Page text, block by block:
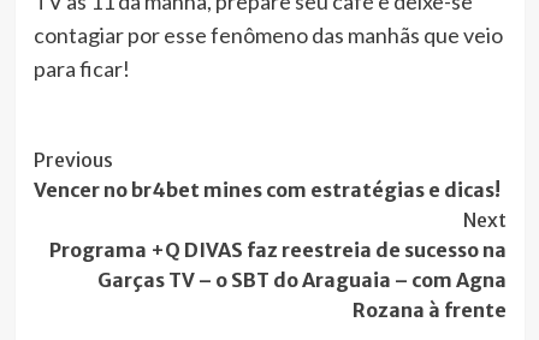
contagiar por esse fenômeno das manhãs que veio
para ficar!
Post
Navigation
Previous
Vencer no br4bet mines com estratégias e dicas!
Next
Programa +Q DIVAS faz reestreia de sucesso na
Garças TV – o SBT do Araguaia – com Agna
Rozana à frente